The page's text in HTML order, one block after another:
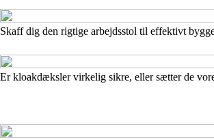
Skaff dig den rigtige arbejdsstol til effektivt
Er kloakdæksler virkelig sikre, eller sætter de